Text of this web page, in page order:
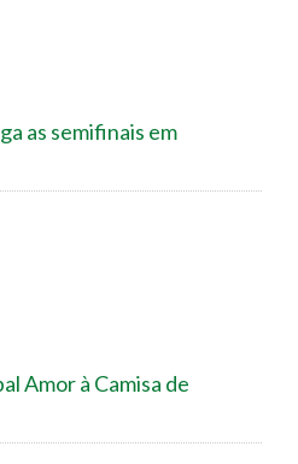
as semifinais em
Amor à Camisa de